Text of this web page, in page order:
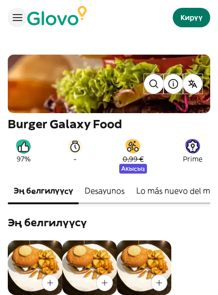
Кирүү
Burger Galaxy Food
97% - 0,99 €
Акысыз
Prime
Эң белгилүүсү Desayunos Lo más nuevo del
Эң белгилүүсү